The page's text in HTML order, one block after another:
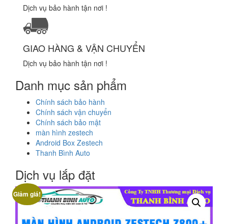
Dịch vụ bảo hành tận nơi !
GIAO HÀNG & VẬN CHUYỂN
Dịch vụ bảo hành tận nơi !
Danh mục sản phẩm
Chính sách bảo hành
Chính sách vận chuyển
Chính sách bảo mật
màn hình zestech
Android Box Zestech
Thanh Bình Auto
Dịch vụ lắp đặt
Giảm giá!